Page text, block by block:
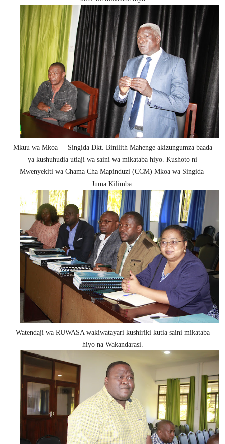
Mkuu wa Mkoa Singida Dkt. Binilith Mahenge akizungumza baada
ya kushuhudia utiaji wa saini wa mikataba hiyo. Kushoto ni
Mwenyekiti wa Chama Cha Mapinduzi (CCM) Mkoa wa Singida
Juma Kilimba.
Watendaji wa RUWASA wakiwatayari kushiriki kutia saini mikataba
hiyo na Wakandarasi.